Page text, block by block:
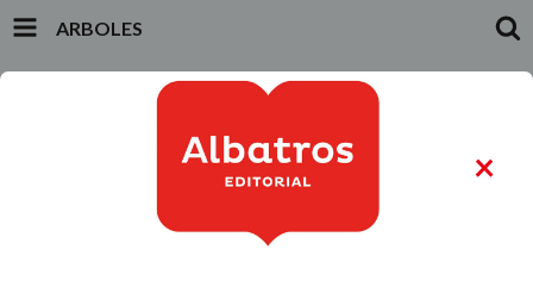
ARBOLES
PRODUCTOS
ALIMENTACIÓN Y GASTRONOMÍA
×